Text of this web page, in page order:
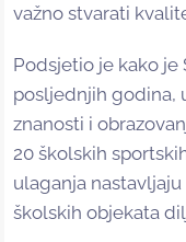
važno stvarati
Podsjetio je kako je
posljednjih godina,
znanosti i
20 školskih
ulaganja
školskih objekata